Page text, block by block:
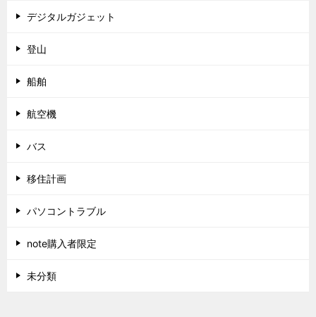
デジタルガジェット
登山
船舶
航空機
バス
移住計画
パソコントラブル
note購入者限定
未分類